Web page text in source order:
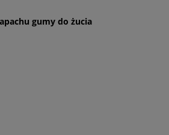
gumy do żucia